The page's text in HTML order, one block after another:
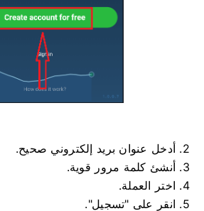
2. أدخل عنوان بريد إلكتروني صحيح.
3. أنشئ كلمة مرور قوية.
4. اختر العملة.
5. انقر على "تسجيل".